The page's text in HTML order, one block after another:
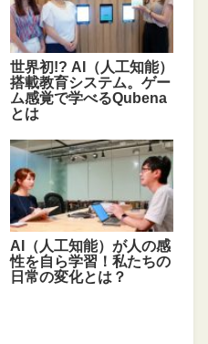
世界初!? AI（人工知能）
搭載教育システム。ゲー
ム感覚で学べるQubena
とは
AI（人工知能）が人の感
性を自ら学習！私たちの
日常の変化とは？